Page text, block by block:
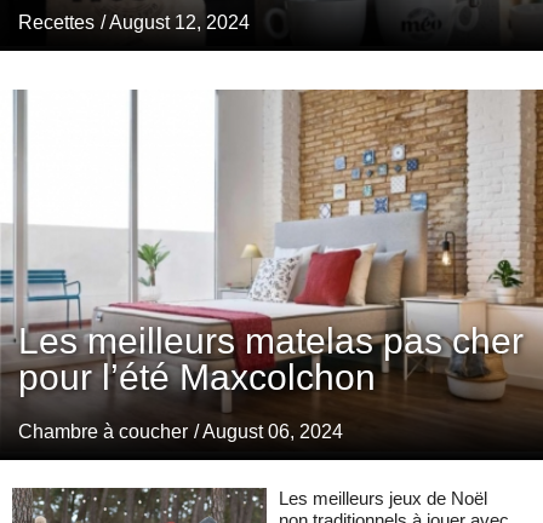
Recettes / August 12, 2024
Les meilleurs matelas pas cher
pour l’été Maxcolchon
Chambre à coucher / August 06, 2024
Les meilleurs jeux de Noël